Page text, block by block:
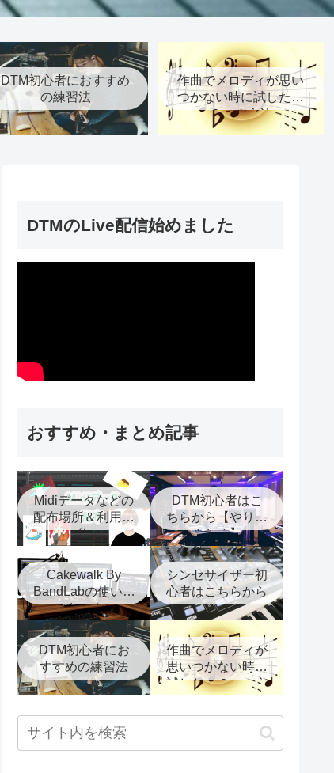
DTM初心者におすすめ
の練習法
作曲でメロディが思い
つかない時に試したい
６つの方法
DTMのLive配信始めました
おすすめ・まとめ記事
Midiデータなどの
配布場所＆利用規
約
DTM初心者はこ
ちらから【やり方
まとめ】
Cakewalk By
BandLabの使い方
まとめ
シンセサイザー初
心者はこちらから
DTM初心者にお
すすめの練習法
作曲でメロディが
思いつかない時に
試したい６つの方
法